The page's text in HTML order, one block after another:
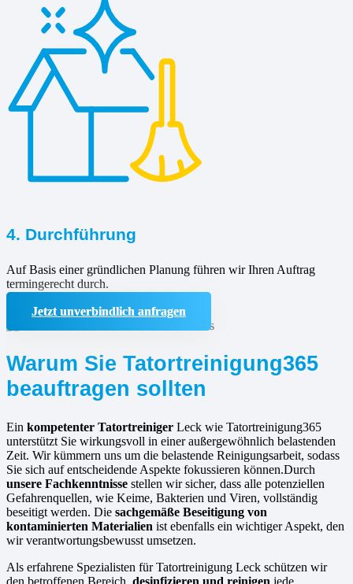
4. Durchführung
Auf Basis einer gründlichen Planung führen wir Ihren Auftrag
termingerecht durch.
Jetzt unverbindlich anfragen
Warum Sie Tatortreinigung365
beauftragen sollten
Ein kompetenter Tatortreiniger Leck wie Tatortreinigung365
unterstützt Sie wirkungsvoll in einer außergewöhnlich belastenden
Zeit. Wir kümmern uns um die belastende Reinigungsarbeit, sodass
Sie sich auf entscheidende Aspekte fokussieren können.Durch
unsere Fachkenntnisse stellen wir sicher, dass alle potenziellen
Gefahrenquellen, wie Keime, Bakterien und Viren, vollständig
beseitigt werden. Die sachgemäße Beseitigung von
kontaminierten Materialien ist ebenfalls ein wichtiger Aspekt, den
wir verantwortungsbewusst umsetzen.
Als erfahrene Spezialisten für Tatortreinigung Leck schützen wir
den betroffenen Bereich, desinfizieren und reinigen jede